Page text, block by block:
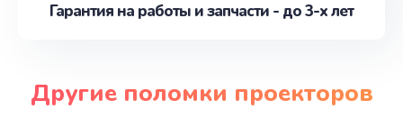
Гарантия на работы и запчасти - до 3-х лет
Другие поломки проекторов